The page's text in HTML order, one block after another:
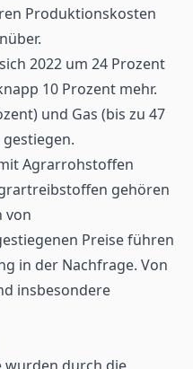
Produktionskosten
2022 um 24 Prozent
10 Prozent mehr.
und Gas (bis zu 47
Agrarrohstoffen
gehören
von
Preise führen
in der Nachfrage. Von
insbesondere